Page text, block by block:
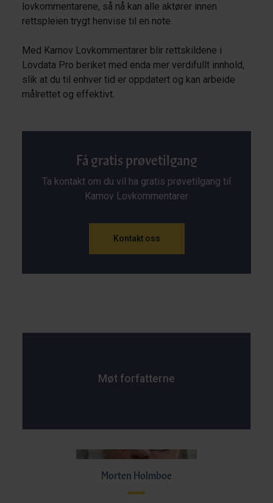
lovkommentarene, så nå kan alle aktører innen
rettspleien trygt henvise til en note.
Med Karnov Lovkommentarer blir rettskildene i
Lovdata Pro beriket med enda mer verdifullt innhold,
slik at du til enhver tid er oppdatert og kan arbeide
målrettet og effektivt.
Få gratis prøvetilgang
Ta kontakt om du vil ha gratis prøvetilgang til
Karnov Lovkommentarer
Kontakt oss
Møt forfatterne
Morten Holmboe